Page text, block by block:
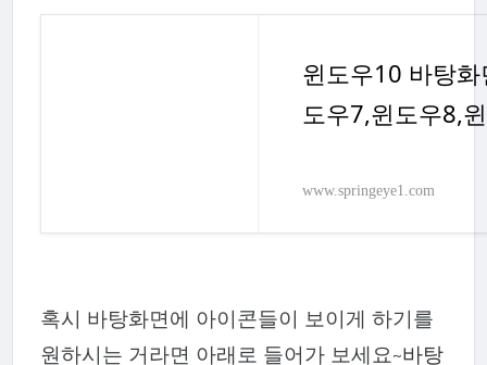
윈도우10 바탕
도우7,윈도우8,
www.springeye1.com
혹시 바탕화면에 아이콘들이 보이게 하기를
원하시는 거라면 아래로 들어가 보세요~바탕